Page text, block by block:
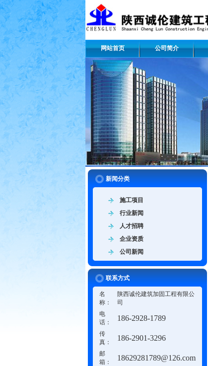
网站首页 公司简介
新闻分类
施工项目
行业新闻
人才招聘
企业资质
公司新闻
联系方式
名
称：
陕西诚伦建筑加固工程有限公
司
电
话：
186-2928-1789
传
真：
186-2901-3296
邮
箱：
18629281789@126.com